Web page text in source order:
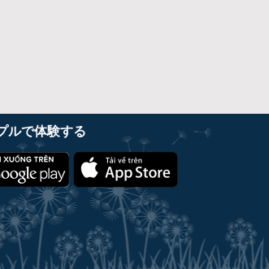
ルで体験する